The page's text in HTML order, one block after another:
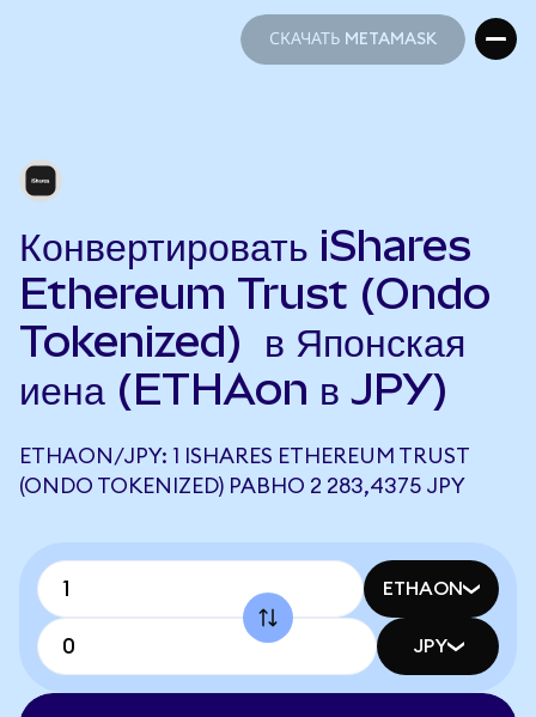
СКАЧАТЬ METAMASK
Конвертировать iShares
Ethereum Trust (Ondo
Tokenized) в Японская
иена (ETHAon в JPY)
ETHAON/JPY: 1 ISHARES ETHEREUM TRUST
(ONDO TOKENIZED) РАВНО 2 283,4375 JPY
ETHAON
JPY